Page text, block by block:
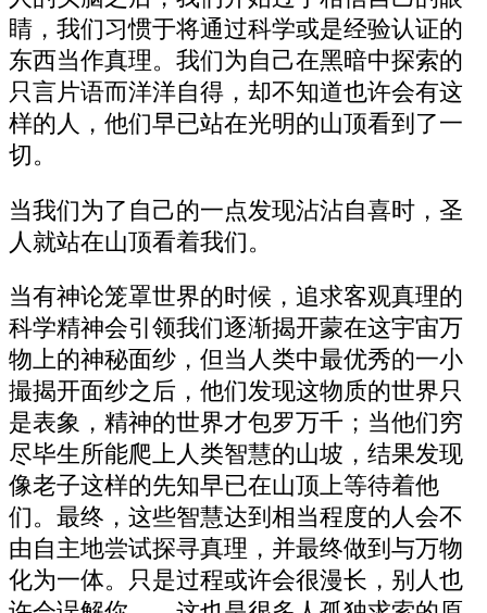
睛，我们习惯于将通过科学或是经验认证的
东西当作真理。我们为自己在黑暗中探索的
只言片语而洋洋自得，却不知道也许会有这
样的人，他们早已站在光明的山顶看到了一
切。
当我们为了自己的一点发现沾沾自喜时，圣
人就站在山顶看着我们。
当有神论笼罩世界的时候，追求客观真理的
科学精神会引领我们逐渐揭开蒙在这宇宙万
物上的神秘面纱，但当人类中最优秀的一小
撮揭开面纱之后，他们发现这物质的世界只
是表象，精神的世界才包罗万千；当他们穷
尽毕生所能爬上人类智慧的山坡，结果发现
像老子这样的先知早已在山顶上等待着他
们。最终，这些智慧达到相当程度的人会不
由自主地尝试探寻真理，并最终做到与万物
化为一体。只是过程或许会很漫长，别人也